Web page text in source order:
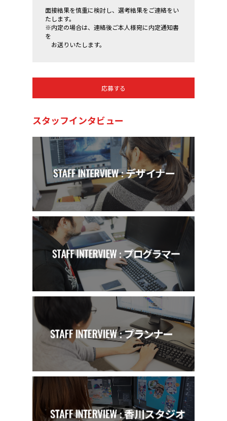
面接結果を慎重に検討し、選考結果をご連絡をい
たします。
※内定の場合は、連絡後ご本人様宛に内定通知書
を
お送りいたします。
応募する
スタッフインタビュー